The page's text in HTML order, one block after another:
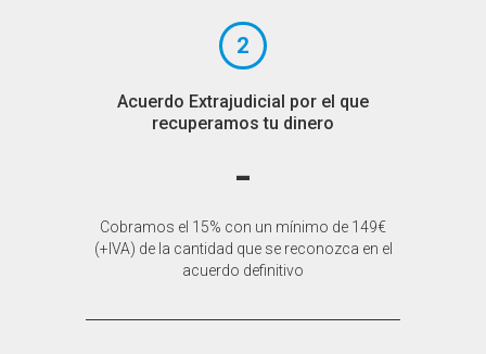
2
Acuerdo Extrajudicial por el que
recuperamos tu dinero
-
Cobramos el 15% con un mínimo de 149€
(+IVA) de la cantidad que se reconozca en el
acuerdo definitivo